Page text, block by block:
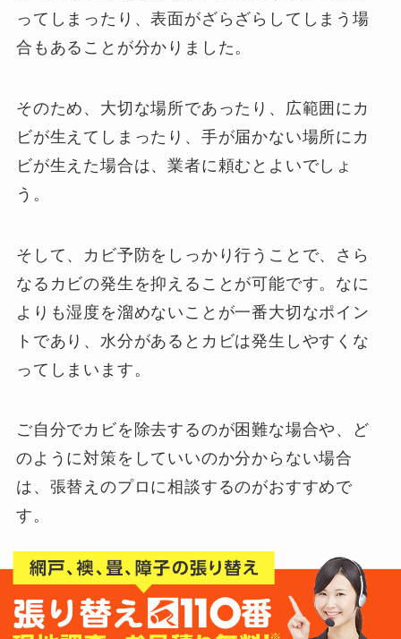
ってしまったり、表面がざらざらしてしまう場
合もあることが分かりました。
そのため、大切な場所であったり、広範囲にカ
ビが生えてしまったり、手が届かない場所にカ
ビが生えた場合は、業者に頼むとよいでしょ
う。
そして、カビ予防をしっかり行うことで、さら
なるカビの発生を抑えることが可能です。なに
よりも湿度を溜めないことが一番大切なポイン
トであり、水分があるとカビは発生しやすくな
ってしまいます。
ご自分でカビを除去するのが困難な場合や、ど
のように対策をしていいのか分からない場合
は、張替えのプロに相談するのがおすすめで
す。